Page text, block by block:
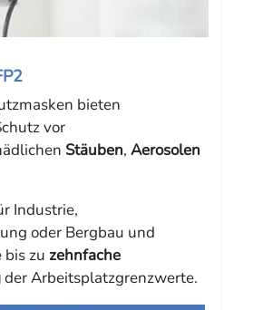
bieten
vor
Stäuben, Aerosolen
Industrie,
oder Bergbau und
zu zehnfache
der Arbeitsplatzgrenzwerte.